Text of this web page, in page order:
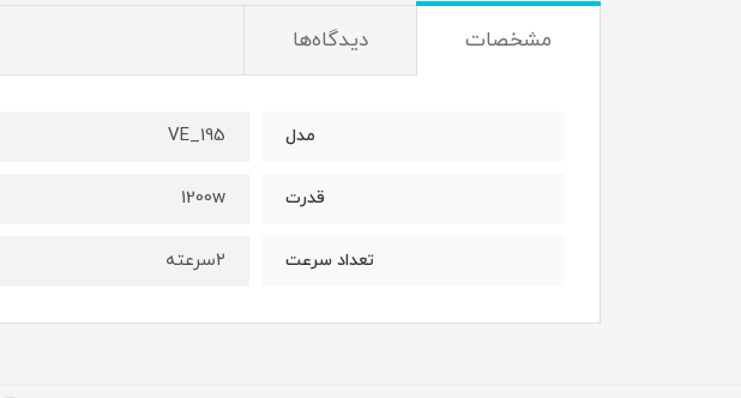
مشخصات دیدگاه‌ها
مدل VE_195
قدرت 1200w
تعداد سرعت ۲سرعته